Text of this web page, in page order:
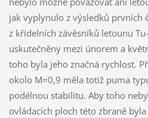
jak vyplynulo z výsledků prvních
z křídelních závěsníků letounu
uskutečněny mezi únorem a
toho byla jeho značná rychlost.
okolo M=0,9 měla totiž puma
podélnou stabilitu. Aby toho
ovládacích ploch této zbraně